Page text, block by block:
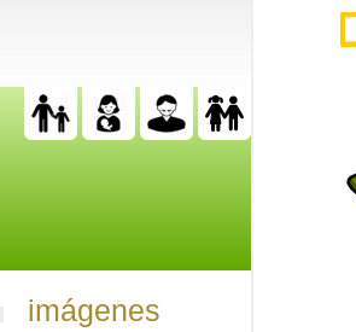
imágenes